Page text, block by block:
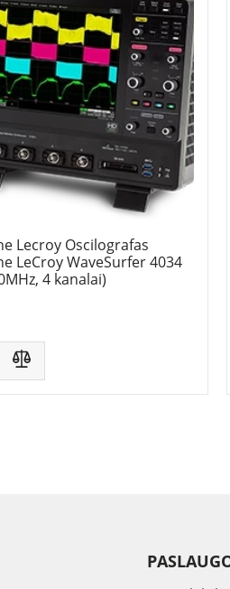
Lecroy Oscilografas
LeCroy WaveSurfer 4034
4 kanalai)